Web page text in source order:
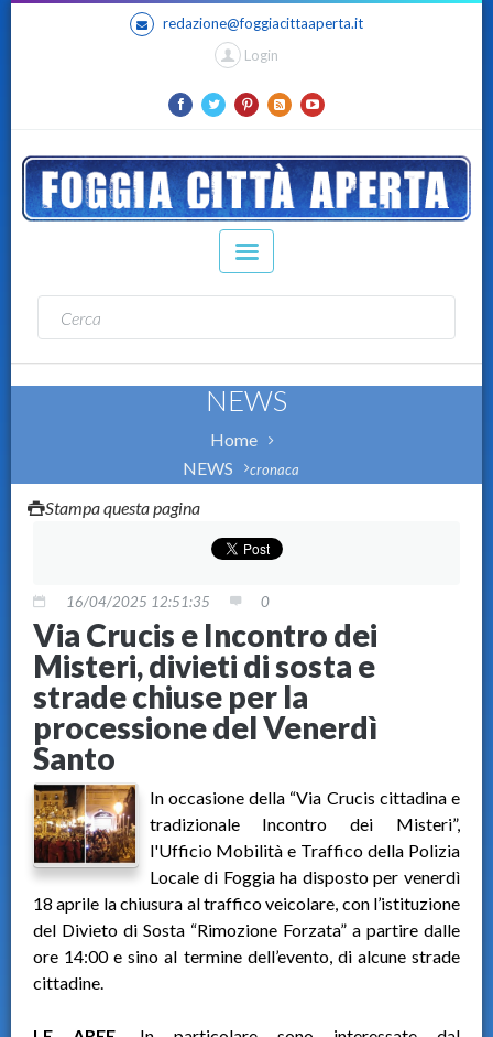
redazione@foggiacittaaperta.it
Login
NEWS
Home
NEWS
cronaca
Stampa questa pagina
16/04/2025 12:51:35 0
Via Crucis e Incontro dei
Misteri, divieti di sosta e
strade chiuse per la
processione del Venerdì
Santo
In occasione della “Via Crucis cittadina e
tradizionale Incontro dei Misteri”,
l'Ufficio Mobilità e Traffico della Polizia
Locale di Foggia ha disposto per venerdì
18 aprile la chiusura al traffico veicolare, con l’istituzione
del Divieto di Sosta “Rimozione Forzata” a partire dalle
ore 14:00 e sino al termine dell’evento, di alcune strade
cittadine.